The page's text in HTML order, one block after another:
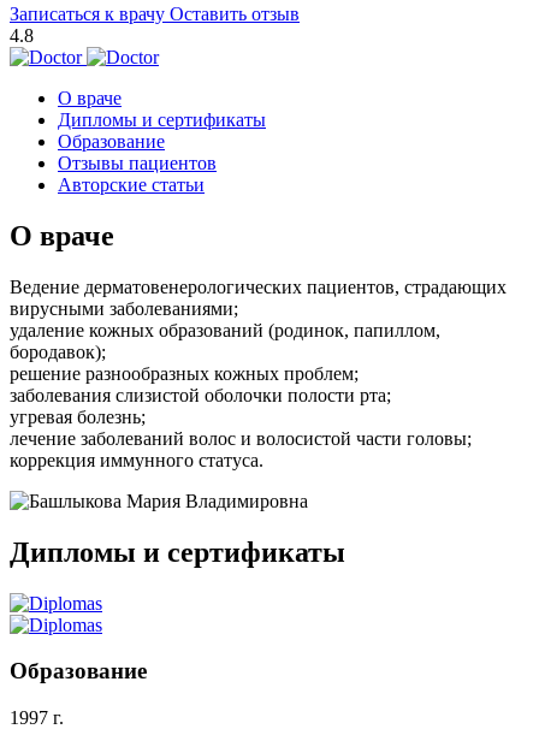
Записаться к врачу Оставить отзыв
4.8
О враче
Дипломы и сертификаты
Образование
Отзывы пациентов
Авторские статьи
О враче
Ведение дерматовенерологических пациентов, страдающих
вирусными заболеваниями;
удаление кожных образований (родинок, папиллом,
бородавок);
решение разнообразных кожных проблем;
заболевания слизистой оболочки полости рта;
угревая болезнь;
лечение заболеваний волос и волосистой части головы;
коррекция иммунного статуса.
Дипломы и сертификаты
Образование
1997 г.